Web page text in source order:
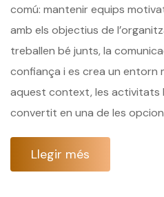
comú: mantenir equips
amb els objectius de
treballen bé junts, la
confiança i es crea un entorn
aquest context, les activitats
convertit en una de les
Llegir més